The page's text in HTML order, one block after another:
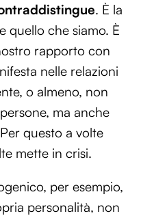
. È la
quello che siamo. È
rapporto con
nelle relazioni
o almeno, non
ma anche
questo a volte
mette in crisi.
per esempio,
personalità, non